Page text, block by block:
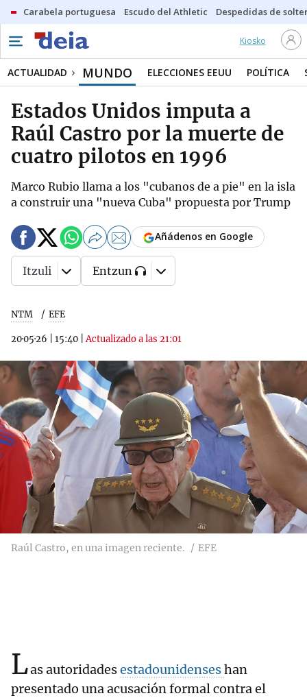
Carabela portuguesa Escudo del Athletic Despedidas de
Kiosko
ACTUALIDAD MUNDO ELECCIONES EEUU POLÍTICA
Estados Unidos imputa a
Raúl Castro por la muerte de
cuatro pilotos en 1996
Marco Rubio llama a los "cubanos de a pie" en la isla
a construir una "nueva Cuba" propuesta por Trump
NTM EFE
20·05·26 15:40 |Actualizado a las 21:01
Añádenos en Google
Itzuli Entzun
Raúl Castro, en una imagen reciente. EFE
Las autoridadesestadounidenseshan
presentado una acusación formal contra el